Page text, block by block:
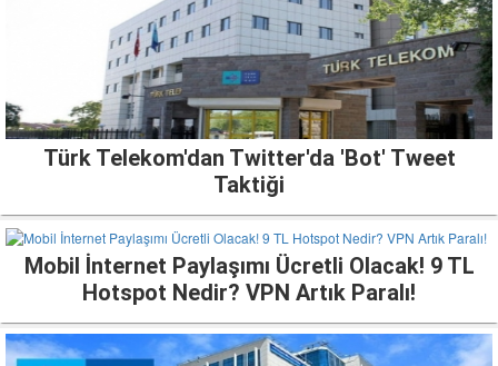
Türk Telekom'dan Twitter'da 'Bot' Tweet
Taktiği
Mobil İnternet Paylaşımı Ücretli Olacak! 9 TL
Hotspot Nedir? VPN Artık Paralı!